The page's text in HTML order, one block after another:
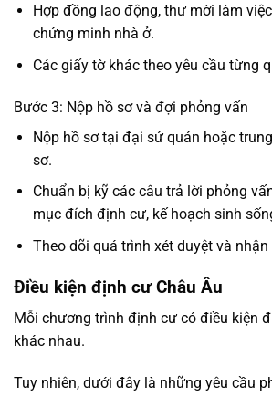
Hợp đồng lao động, thư mời làm
chứng minh nhà ở.
Các giấy tờ khác theo yêu cầu từng
Bước 3: Nộp hồ sơ và đợi phỏng vấn
Nộp hồ sơ tại đại sứ quán hoặc
sơ.
Chuẩn bị kỹ các câu trả lời phỏng
mục đích định cư, kế hoạch sinh
Theo dõi quá trình xét duyệt và nhận
Điều kiện định cư Châu Âu
Mỗi chương trình định cư có điều kiện
khác nhau.
Tuy nhiên, dưới đây là những yêu cầu